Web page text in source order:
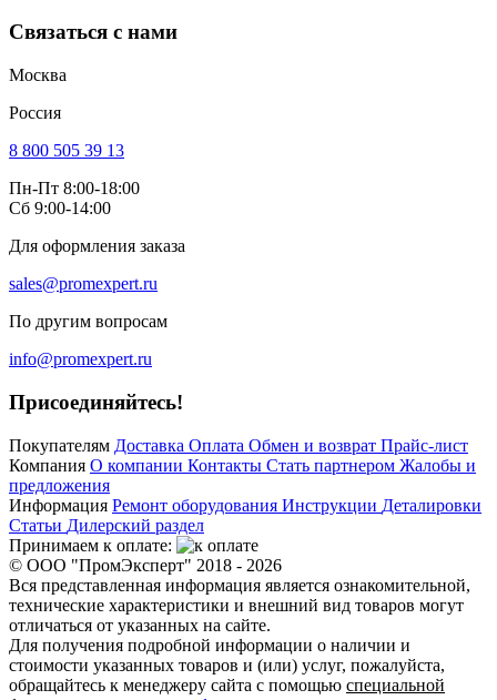
Связаться с нами
Москва
Россия
8 800 505 39 13
Пн-Пт 8:00-18:00
Сб 9:00-14:00
Для оформления заказа
sales@promexpert.ru
По другим вопросам
info@promexpert.ru
Присоединяйтесь!
Покупателям Доставка Оплата Обмен и возврат Прайс-лист
Компания О компании Контакты Стать партнером Жалобы и
предложения
Информация Ремонт оборудования Инструкции Деталировки
Статьи Дилерский раздел
Принимаем к оплате:
© ООО "ПромЭксперт" 2018 - 2026
Вся представленная информация является ознакомительной,
технические характеристики и внешний вид товаров могут
отличаться от указанных на сайте.
Для получения подробной информации о наличии и
стоимости указанных товаров и (или) услуг, пожалуйста,
обращайтесь к менеджеру сайта с помощью специальной